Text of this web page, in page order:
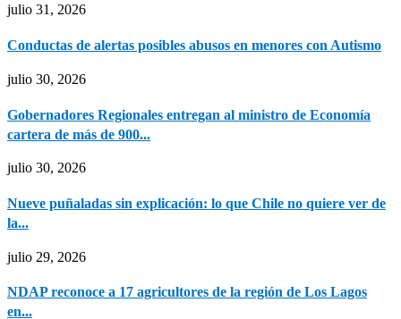
julio 31, 2026
Conductas de alertas posibles abusos en menores con Autismo
julio 30, 2026
Gobernadores Regionales entregan al ministro de Economía
cartera de más de 900...
julio 30, 2026
Nueve puñaladas sin explicación: lo que Chile no quiere ver de
la...
julio 29, 2026
NDAP reconoce a 17 agricultores de la región de Los Lagos
en...